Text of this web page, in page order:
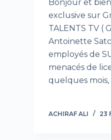
Bonjour et
exclusive sur
TALENTS TV (
Antoinette
employés de
menacés de
quelques
ACHIRAF ALI 23